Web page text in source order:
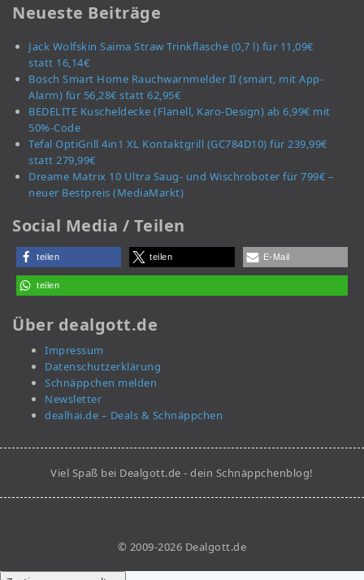
Neueste Beiträge
Jack Wolfskin Saima Straw Trinkflasche (0,7 l) für 11,09€
statt 16,14€
Bosch Smart Home Rauchwarnmelder II (smart, mit App-
Alarm) für 56,28€ statt 62,95€
BEDELITE Kuscheldecke (Flanell, Karo-Design) ab 6,99€ mit
50%-Code
Tefal OptiGrill 4in1 XL Kontaktgrill (GC784D10) für 239,99€
statt 279,99€
Dreame Matrix 10 Ultra Saug- und Wischroboter für 799€ –
neuer Bestpreis (MediaMarkt)
Social Media / Teilen
teilen teilen E-Mail
teilen
Über dealgott.de
Impressum
Datenschutzerklärung
Schnäppchen melden
Newsletter
dealhai.de – Deals & Schnäppchen
Viel Spaß bei Dealgott.de - dein Schnäppchenblog!
© 2009-2026 Dealgott.de